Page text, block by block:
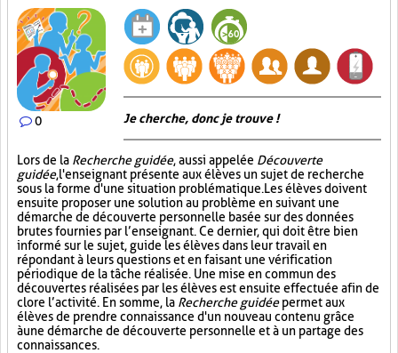
0 Je cherche, donc je trouve !
Lors de la Recherche guidée, aussi appelée Découverte
guidée, l'enseignant présente aux élèves un sujet de recherche
sous la forme d'une situation problématique. Les élèves doivent
ensuite proposer une solution au problème en suivant une
démarche de découverte personnelle basée sur des données
brutes fournies par l’enseignant. Ce dernier, qui doit être bien
informé sur le sujet, guide les élèves dans leur travail en
répondant à leurs questions et en faisant une vérification
périodique de la tâche réalisée. Une mise en commun des
découvertes réalisées par les élèves est ensuite effectuée afin de
clore l’activité. En somme, la Recherche guidéepermet aux
élèves de prendre connaissance d'un nouveau contenu grâce
à une démarche de découverte personnelle et à un partage des
connaissances.